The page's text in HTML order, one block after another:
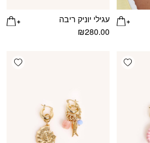
עגילי יוניק ריבה
₪280.00
Add wishlist